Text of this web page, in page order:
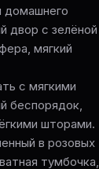
домашнего
двор с зелёной
мягкий
с мягкими
беспорядок,
шторами.
в розовых
тумбочка,